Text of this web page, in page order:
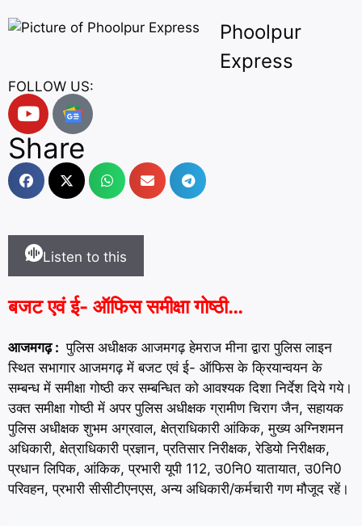
Phoolpur
Express
FOLLOW US:
Share
Listen to this
बजट एवं ई- ऑफिस समीक्षा गोष्ठी…
आजमगढ़ : पुलिस अधीक्षक आजमगढ़ हेमराज मीना द्वारा पुलिस लाइन
स्थित सभागार आजमगढ़ में बजट एवं ई- ऑफिस के क्रियान्वयन के
सम्बन्ध में समीक्षा गोष्ठी कर सम्बन्धित को आवश्यक दिशा निर्देश दिये गये।
उक्त समीक्षा गोष्ठी में अपर पुलिस अधीक्षक ग्रामीण चिराग जैन, सहायक
पुलिस अधीक्षक शुभम अग्रवाल, क्षेत्राधिकारी आंकिक, मुख्य अग्निशमन
अधिकारी, क्षेत्राधिकारी प्रज्ञान, प्रतिसार निरीक्षक, रेडियो निरीक्षक,
प्रधान लिपिक, आंकिक, प्रभारी यूपी 112, उ0नि0 यातायात, उ0नि0
परिवहन, प्रभारी सीसीटीएनएस, अन्य अधिकारी/कर्मचारी गण मौजूद रहें।